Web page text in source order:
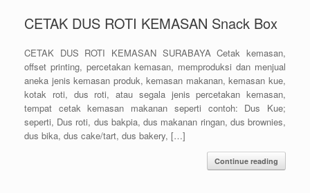
CETAK DUS ROTI KEMASAN Snack Box
CETAK DUS ROTI KEMASAN SURABAYA Cetak kemasan,
offset printing, percetakan kemasan, memproduksi dan menjual
aneka jenis kemasan produk, kemasan makanan, kemasan kue,
kotak roti, dus roti, atau segala jenis percetakan kemasan,
tempat cetak kemasan makanan seperti contoh: Dus Kue;
seperti, Dus roti, dus bakpia, dus makanan ringan, dus brownies,
dus bika, dus cake/tart, dus bakery, […]
Continue reading